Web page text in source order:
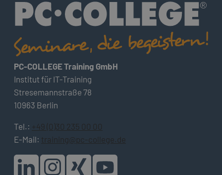
PC-COLLEGE Training GmbH
Institut für IT-Training
Stresemannstraße 78
10963 Berlin
Tel.: +49 (0)30 235 00 00
E-Mail: training@pc-college.de